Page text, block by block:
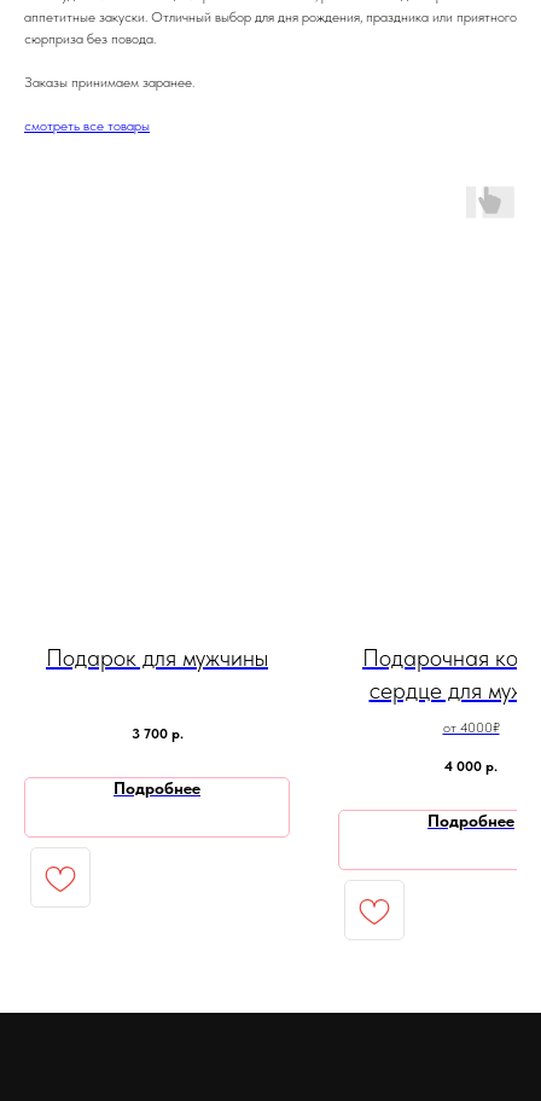
аппетитные закуски. Отличный выбор для дня рождения, праздника или приятного
сюрприза без повода.
Заказы принимаем заранее.
смотреть все товары
Подарок для мужчины
3 700 р.
Подробнее
Подарочная
сердце для
от 4000₽
4 000 р.
Подробнее